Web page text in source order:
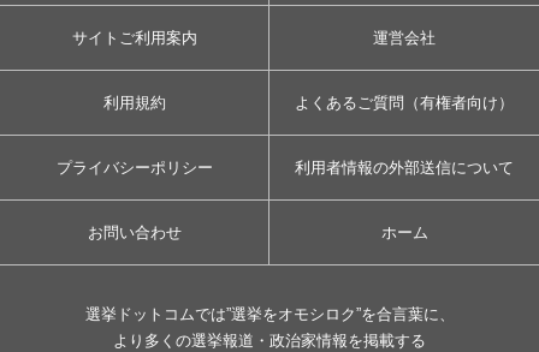
サイトご利用案内 運営会社
利用規約 よくあるご質問（有権者向け）
プライバシーポリシー 利用者情報の外部送信について
お問い合わせ ホーム
選挙ドットコムでは”選挙をオモシロク”を合言葉に、
より多くの選挙報道・政治家情報を掲載する